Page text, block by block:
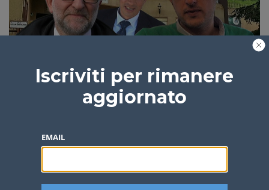
pentolaIscriviti per rimanere
aggiornato
EMAIL